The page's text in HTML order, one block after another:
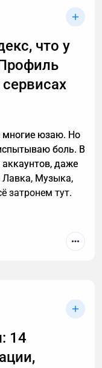
что у
многие юзаю. Но
боль. В
даже
Лавка, Музыка,
затронем тут.
14